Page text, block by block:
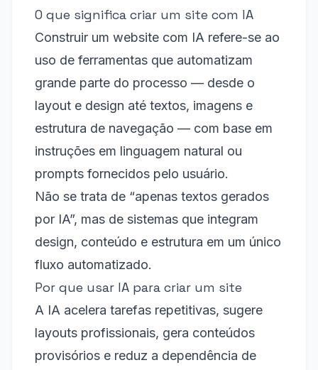
O que significa criar um site com IA
Construir um website com IA refere-se ao
uso de ferramentas que automatizam
grande parte do processo — desde o
layout e design até textos, imagens e
estrutura de navegação — com base em
instruções em linguagem natural ou
prompts fornecidos pelo usuário.
Não se trata de “apenas textos gerados
por IA”, mas de sistemas que integram
design, conteúdo e estrutura em um único
fluxo automatizado.
Por que usar IA para criar um site
A IA acelera tarefas repetitivas, sugere
layouts profissionais, gera conteúdos
provisórios e reduz a dependência de